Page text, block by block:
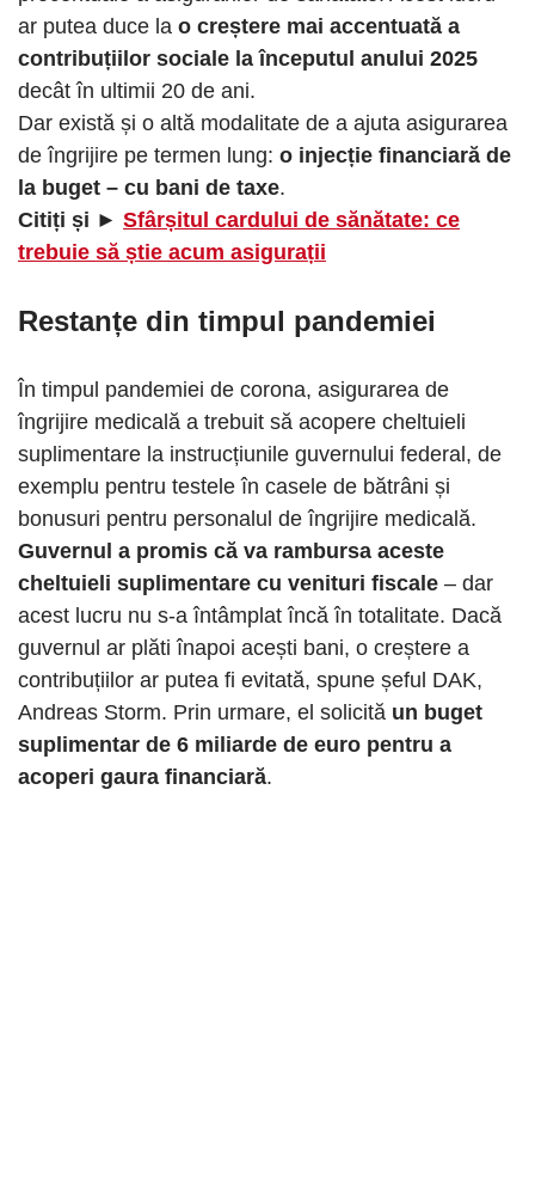
ar putea duce la o creștere mai accentuată a
contribuțiilor sociale la începutul anului 2025
decât în ​​ultimii 20 de ani.
Dar există și o altă modalitate de a ajuta asigurarea
de îngrijire pe termen lung: o injecție financiară de
la buget – cu bani de taxe.
Citiți și ► Sfârșitul cardului de sănătate: ce
trebuie să știe acum asigurații
Restanțe din timpul pandemiei
În timpul pandemiei de corona, asigurarea de
îngrijire medicală a trebuit să acopere cheltuieli
suplimentare la instrucțiunile guvernului federal, de
exemplu pentru testele în casele de bătrâni și
bonusuri pentru personalul de îngrijire medicală.
Guvernul a promis că va rambursa aceste
cheltuieli suplimentare cu venituri fiscale – dar
acest lucru nu s-a întâmplat încă în totalitate. Dacă
guvernul ar plăti înapoi acești bani, o creștere a
contribuțiilor ar putea fi evitată, spune șeful DAK,
Andreas Storm. Prin urmare, el solicită un buget
suplimentar de 6 miliarde de euro pentru a
acoperi gaura financiară.